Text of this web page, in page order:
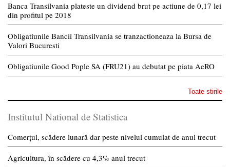
Banca Transilvania plateste un dividend brut pe actiune de 0,17 lei
din profitul pe 2018
Obligatiunile Bancii Transilvania se tranzactioneaza la Bursa de
Valori Bucuresti
Obligatiunile Good Pople SA (FRU21) au debutat pe piata AeRO
Toate stirile
Institutul National de Statistica
Comerțul, scădere lunară dar peste nivelul cumulat de anul trecut
Agricultura, în scădere cu 4,3% anul trecut